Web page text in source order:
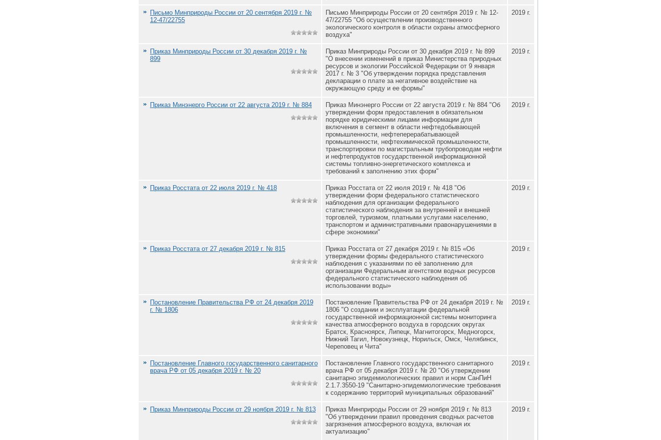
Письмо Минприроды России от 20 сентября 2019 г. №
12-47/22755
Письмо Минприроды России от 20 сентября 2019 г. № 12-
47/22755 "Об осуществлении производственного
экологического контроля в области охраны атмосферного
воздуха"
2019 г.
Приказ Минприроды России от 30 декабря 2019 г. №
899
Приказ Минприроды России от 30 декабря 2019 г. № 899
"О внесении изменений в приказ Министерства природных
ресурсов и экологии Российской Федерации от 9 января
2017 г. № 3 "Об утверждении порядка представления
декларации о плате за негативное воздействие на
окружающую среду и ее формы"
2019 г.
Приказ Минэнерго России от 22 августа 2019 г. № 884
Приказ Минэнерго России от 22 августа 2019 г. № 884 "Об
утверждении форм предоставления в обязательном
порядке юридическими лицами информации для
включения в сегмент в области нефтедобывающей
промышленности, нефтеперерабатывающей
промышленности, нефтехимической промышленности,
транспортировки по магистральным трубопроводам нефти
и нефтепродуктов государственной информационной
системы топливно-энергетического комплекса и
требований к заполнению этих форм"
2019 г.
Приказ Росстата от 22 июля 2019 г. № 418
Приказ Росстата от 22 июля 2019 г. № 418 "Об
утверждении форм федерального статистического
наблюдения для организации федерального
статистического наблюдения за внутренней и внешней
торговлей, туризмом, платными услугами населению,
транспортом и административными правонарушениями в
сфере экономики"
2019 г.
Приказ Росстата от 27 декабря 2019 г. № 815
Приказ Росстата от 27 декабря 2019 г. № 815 «Об
утверждении формы федерального статистического
наблюдения с указаниями по её заполнению для
организации Федеральным агентством водных ресурсов
федерального статистического наблюдения об
использовании воды»
2019 г.
Постановление Правительства РФ от 24 декабря 2019
г. № 1806
Постановление Правительства РФ от 24 декабря 2019 г. №
1806 "О создании и эксплуатации федеральной
государственной информационной системы мониторинга
качества атмосферного воздуха в городских округах
Братск, Красноярск, Липецк, Магнитогорск, Медногорск,
Нижний Тагил, Новокузнецк, Норильск, Омск, Челябинск,
Череповец и Чита"
2019 г.
Постановление Главного государственного санитарного
врача РФ от 05 декабря 2019 г. № 20
Постановление Главного государственного санитарного
врача РФ от 05 декабря 2019 г. № 20 "Об утверждении
санитарно эпидемиологических правил и норм СанПиН
2.1.7.3550-19 "Санитарно-эпидемиологические требования
к содержанию территорий муниципальных образований"
2019 г.
Приказ Минприроды России от 29 ноября 2019 г. № 813
Приказ Минприроды России от 29 ноября 2019 г. № 813
"Об утверждении правил проведения сводных расчетов
загрязнения атмосферного воздуха, включая их
актуализацию"
2019 г.